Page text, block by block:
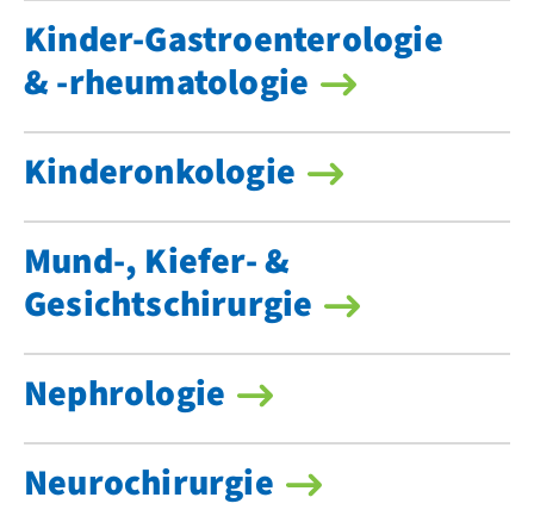
Kinder-Gastroenterologie
& -rheumatologie
Kinderonkologie
Mund-, Kiefer- &
Gesichtschirurgie
Nephrologie
Neurochirurgie